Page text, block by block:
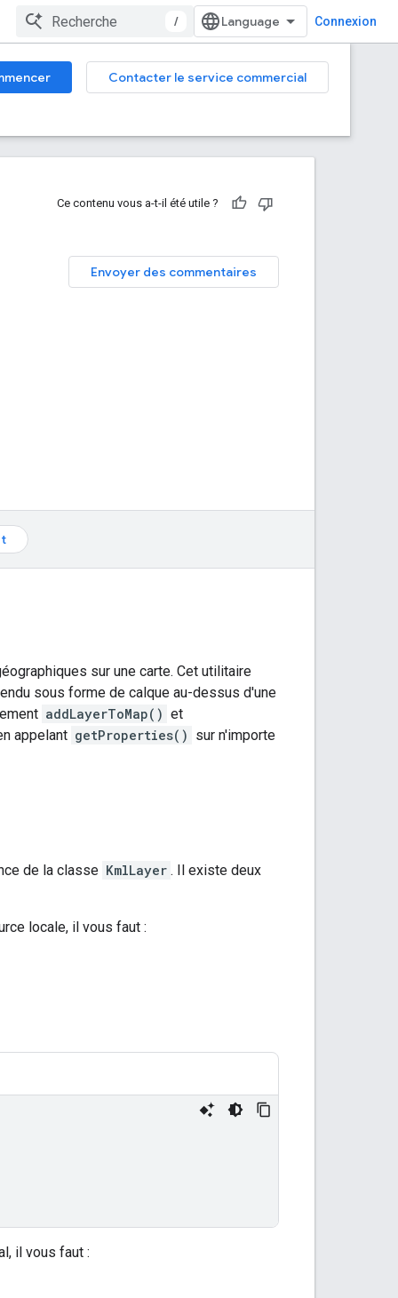
/ Connexion
Contacter le service commercial
Ce contenu vous a-t-il été utile ?
Envoyer des commentaires
sur une carte. Cet utilitaire
sous forme de calque au-dessus d'une
addLayerToMap() et
appelant getProperties() sur n'importe
de la classe KmlLayer . Il existe deux
locale, il vous faut :
il vous faut :